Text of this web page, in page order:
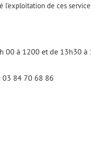
l’exploitation de ces
00 à 1200 et de 13h30 à
03 84 70 68 86